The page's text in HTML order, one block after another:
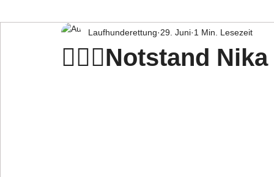
❤️‍🔥🆘Notstand
Laufhunderettung 29. Juni 1 Min. Lesezeit